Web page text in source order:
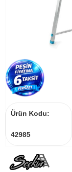
Ürün Kodu:
42985